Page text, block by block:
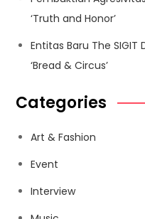
‘Truth and Honor’
Entitas Baru The
‘Bread & Circus’
Categories
Art & Fashion
Event
Interview